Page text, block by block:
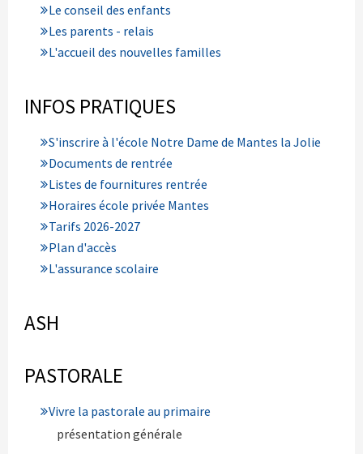
Le conseil des enfants
Les parents - relais
L'accueil des nouvelles familles
INFOS PRATIQUES
S'inscrire à l'école Notre Dame de Mantes la Jolie
Documents de rentrée
Listes de fournitures rentrée
Horaires école privée Mantes
Tarifs 2026-2027
Plan d'accès
L'assurance scolaire
ASH
PASTORALE
Vivre la pastorale au primaire
présentation générale